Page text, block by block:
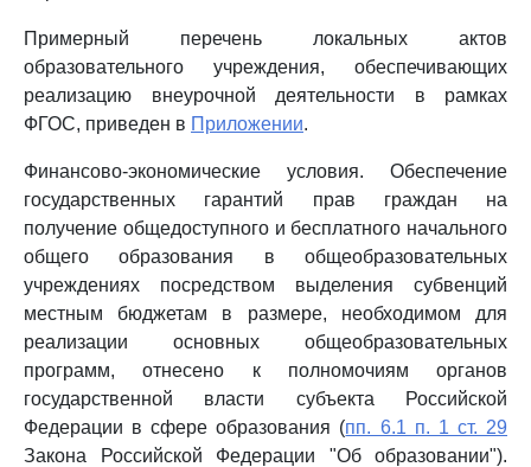
Примерный перечень локальных актов
образовательного учреждения, обеспечивающих
реализацию внеурочной деятельности в рамках
ФГОС, приведен в Приложении.
Финансово-экономические условия. Обеспечение
государственных гарантий прав граждан на
получение общедоступного и бесплатного начального
общего образования в общеобразовательных
учреждениях посредством выделения субвенций
местным бюджетам в размере, необходимом для
реализации основных общеобразовательных
программ, отнесено к полномочиям органов
государственной власти субъекта Российской
Федерации в сфере образования (пп. 6.1 п. 1 ст. 29
Закона Российской Федерации "Об образовании").